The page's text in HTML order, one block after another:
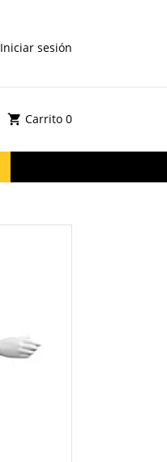
Iniciar sesión
Carrito 0